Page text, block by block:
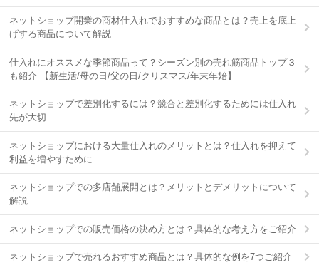
ネットショップ開業の商材仕入れでおすすめな商品とは？売上を底上
げする商品について解説
仕入れにオススメな季節商品って？シーズン別の売れ筋商品トップ３
も紹介 【新生活/母の日/父の日/クリスマス/年末年始】
ネットショップで差別化するには？競合と差別化するためには仕入れ
先が大切
ネットショップにおける大量仕入れのメリットとは？仕入れを抑えて
利益を増やすために
ネットショップでの多店舗展開とは？メリットとデメリットについて
解説
ネットショップでの販売価格の決め方とは？具体的な考え方をご紹介
ネットショップで売れるおすすめ商品とは？具体的な例を7つご紹介